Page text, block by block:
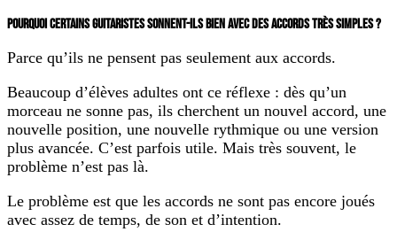
POURQUOI CERTAINS GUITARISTES SONNENT-ILS BIEN AVEC DES ACCORDS TRÈS SIMPLES ?
Parce qu’ils ne pensent pas seulement aux accords.
Beaucoup d’élèves adultes ont ce réflexe : dès qu’un
morceau ne sonne pas, ils cherchent un nouvel accord, une
nouvelle position, une nouvelle rythmique ou une version
plus avancée. C’est parfois utile. Mais très souvent, le
problème n’est pas là.
Le problème est que les accords ne sont pas encore joués
avec assez de temps, de son et d’intention.